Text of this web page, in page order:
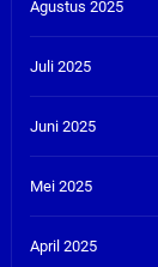
Agustus 2025
Juli 2025
Juni 2025
Mei 2025
April 2025